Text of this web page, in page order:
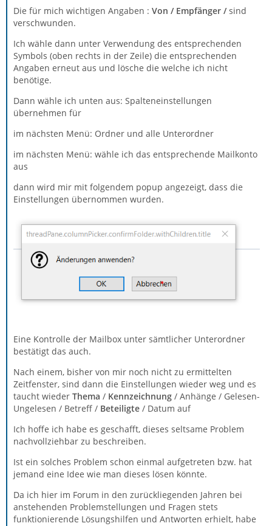
Die für mich wichtigen Angaben : Von / Empfänger /sind
verschwunden.
Ich wähle dann unter Verwendung des entsprechenden
Symbols (oben rechts in der Zeile) die entsprechenden
Angaben erneut aus und lösche die welche ich nicht
benötige.
Dann wähle ich unten aus: Spalteneinstellungen
übernehmen für
im nächsten Menü: Ordner und alle Unterordner
im nächsten Menü: wähle ich das entsprechende Mailkonto
aus
dann wird mir mit folgendem popup angezeigt, dass die
Einstellungen übernommen wurden.
Eine Kontrolle der Mailbox unter sämtlicher Unterordner
bestätigt das auch.
Nach einem, bisher von mir noch nicht zu ermittelten
Zeitfenster, sind dann die Einstellungen wieder weg und es
taucht wieder Thema / Kennzeichnung / Anhänge / Gelesen-
Ungelesen / Betreff / Beteiligte / Datum auf
Ich hoffe ich habe es geschafft, dieses seltsame Problem
nachvollziehbar zu beschreiben.
Ist ein solches Problem schon einmal aufgetreten bzw. hat
jemand eine Idee wie man dieses lösen könnte.
Da ich hier im Forum in den zurückliegenden Jahren bei
anstehenden Problemstellungen und Fragen stets
funktionierende Lösungshilfen und Antworten erhielt, habe